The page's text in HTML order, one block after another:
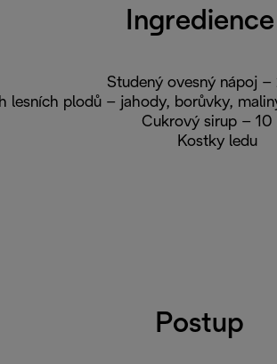
Ingredience
Studený ovesný nápoj
lesních plodů – jahody, borůvky,
Cukrový sirup – 10
Kostky ledu
Postup